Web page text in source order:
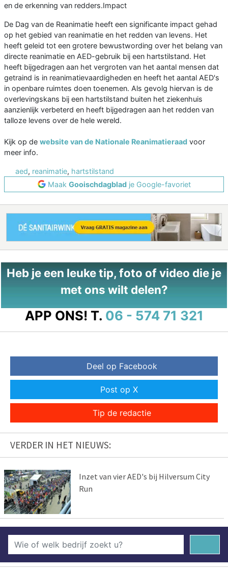
en de erkenning van redders.Impact
De Dag van de Reanimatie heeft een significante impact gehad
op het gebied van reanimatie en het redden van levens. Het
heeft geleid tot een grotere bewustwording over het belang van
directe reanimatie en AED-gebruik bij een hartstilstand. Het
heeft bijgedragen aan het vergroten van het aantal mensen dat
getraind is in reanimatievaardigheden en heeft het aantal AED's
in openbare ruimtes doen toenemen. Als gevolg hiervan is de
overlevingskans bij een hartstilstand buiten het ziekenhuis
aanzienlijk verbeterd en heeft bijgedragen aan het redden van
talloze levens over de hele wereld.
Kijk op de website van de Nationale Reanimatieraad voor
meer info.
aed, reanimatie, hartstilstand
Maak Gooischdagbladje Google-favoriet
Heb je een leuke tip, foto of video die je
met ons wilt delen?
APP ONS! T. 06 - 574 71 321
Deel op Facebook
Post op X
Tip de redactie
VERDER IN HET NIEUWS:
Inzet van vier AED's bij Hilversum City
Run